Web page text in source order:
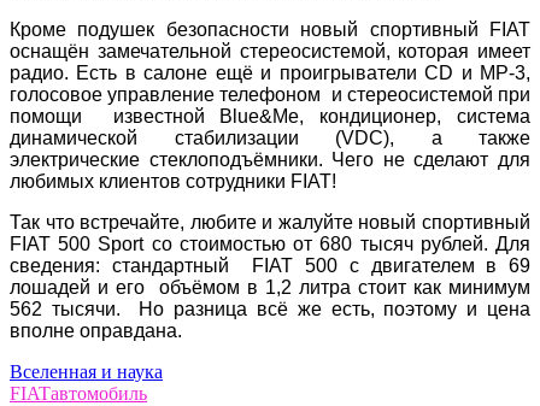
Кроме подушек безопасности новый спортивный FIAT
оснащён замечательной стереосистемой, которая имеет
радио. Есть в салоне ещё и проигрыватели CD и MP-3,
голосовое управление телефоном и стереосистемой при
помощи известной Blue&Me, кондиционер, система
динамической стабилизации (VDC), а также
электрические стеклоподъёмники. Чего не сделают для
любимых клиентов сотрудники FIAT!
Так что встречайте, любите и жалуйте новый спортивный
FIAT 500 Sport со стоимостью от 680 тысяч рублей. Для
сведения: стандартный FIAT 500 с двигателем в 69
лошадей и его объёмом в 1,2 литра стоит как минимум
562 тысячи. Но разница всё же есть, поэтому и цена
вполне оправдана.
Вселенная и наука
FIATавтомобиль